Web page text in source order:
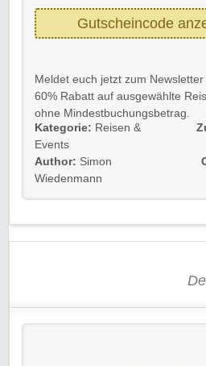
Gutscheincode
Meldet euch jetzt zum
60% Rabatt auf ausgewählte
ohne Mindestbuchungsbetrag.
Außerdem bekommt ihr immer
Rabattcoupons, Aktionen und
Kategorie: Reisen &
Events
Author: Simon
Wiedenmann